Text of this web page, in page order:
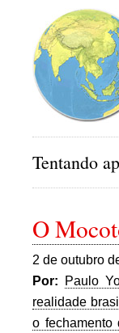
Tentando
O
2 de outubro
Por: Paulo
realidade
o fechamento